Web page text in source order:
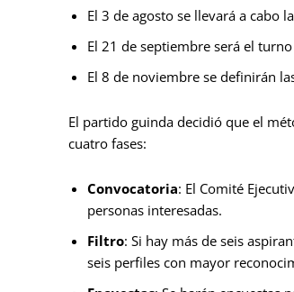
El 3 de agosto se llevará a cabo
El 21 de septiembre será el
El 8 de noviembre se definirán
El partido guinda decidió que el
cuatro fases:
Convocatoria: El Comité
personas interesadas.
Filtro: Si hay más de seis
seis perfiles con mayor